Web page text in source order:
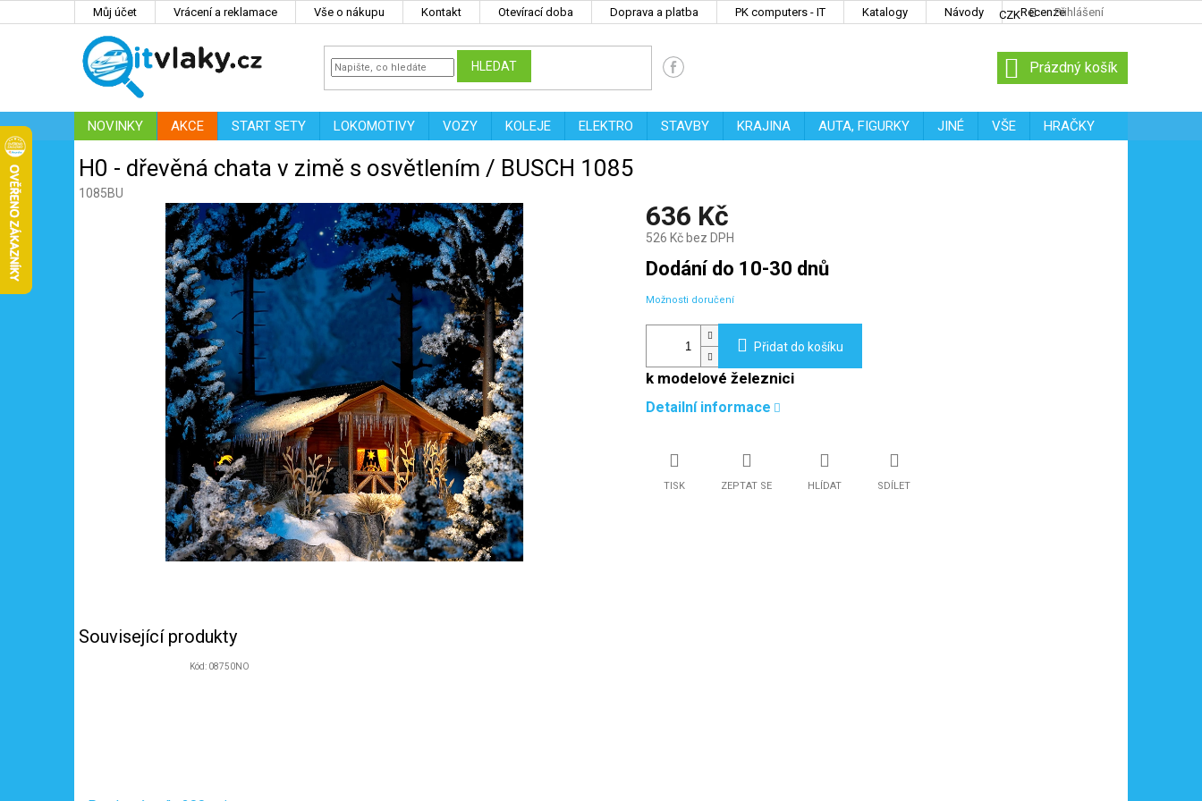
Můj účet Vrácení a reklamace Vše o nákupu Kontakt Otevírací doba Doprava a platba PK computers - IT Katalogy Návody Recenze
CZK Přihlášení
HLEDAT
NÁKUPNÍ
KOŠÍK
Prázdný košík
NOVINKY AKCE START SETY LOKOMOTIVY VOZY KOLEJE ELEKTRO STAVBY KRAJINA AUTA, FIGURKY JINÉ VŠE
HRAČKY
ZNAČKY
H0 - dřevěná chata v zimě s osvětlením / BUSCH 1085
1085BU
636 Kč
526 Kč bez DPH
Měrná
cena:
Dodání do 10-30 dnů
Možnosti doručení
Přidat do košíku
k modelové železnici
Detailní informace
TISK ZEPTAT SE HLÍDAT SDÍLET
Související produkty
Kód: 08750NO